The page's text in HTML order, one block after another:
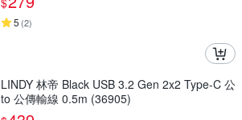
5 (2)
LINDY 林帝 Black USB 3.2 Gen 2x2 Type-C 公
to 公傳輸線 0.5m (36905)